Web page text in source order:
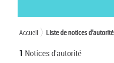
Accueil Liste de notices d’autorité
1 Notices d'autorité